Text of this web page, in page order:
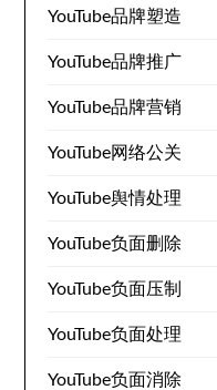
YouTube品牌塑造
YouTube品牌推广
YouTube品牌营销
YouTube网络公关
YouTube舆情处理
YouTube负面删除
YouTube负面压制
YouTube负面处理
YouTube负面消除